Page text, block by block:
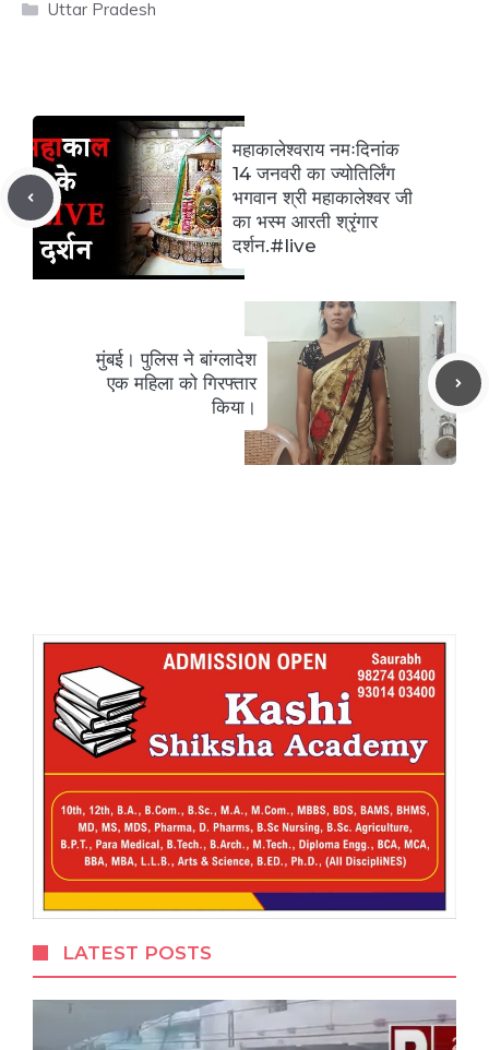
Categories
Uttar Pradesh
महाकालेश्वराय नमःदिनांक
14 जनवरी का ज्योतिर्लिंग
भगवान श्री महाकालेश्वर जी
का भस्म आरती श्रृंगार
दर्शन.#live
मुंबई। पुलिस ने बांग्लादेश
एक महिला को गिरफ्तार
किया।
LATEST POSTS